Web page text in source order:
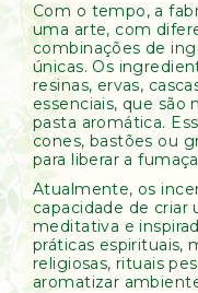
Com o tempo, a
uma arte, com
combinações de
únicas. Os
resinas, ervas,
essenciais, que
pasta aromática.
cones, bastões ou
para liberar a
Atualmente, os
capacidade de criar
meditativa e
práticas espirituais,
religiosas, rituais
aromatizar